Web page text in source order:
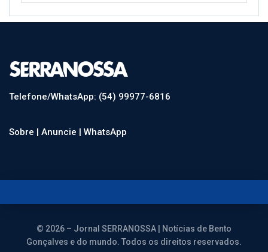
Telefone/WhatsApp: (54) 99977-6816
Sobre | Anuncie | WhatsApp
© 2026 – Jornal SERRANOSSA | Notícias de Bento
Gonçalves e do mundo. Todos os direitos reservados.